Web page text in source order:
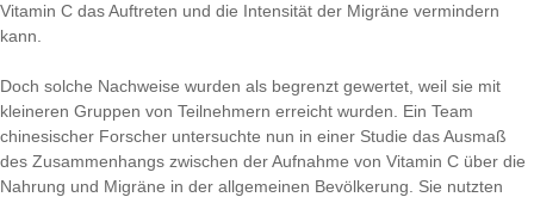
Vitamin C das Auftreten und die Intensität der Migräne vermindern
kann.
Doch solche Nachweise wurden als begrenzt gewertet, weil sie mit
kleineren Gruppen von Teilnehmern erreicht wurden. Ein Team
chinesischer Forscher untersuchte nun in einer Studie das Ausmaß
des Zusammenhangs zwischen der Aufnahme von Vitamin C über die
Nahrung und Migräne in der allgemeinen Bevölkerung. Sie nutzten